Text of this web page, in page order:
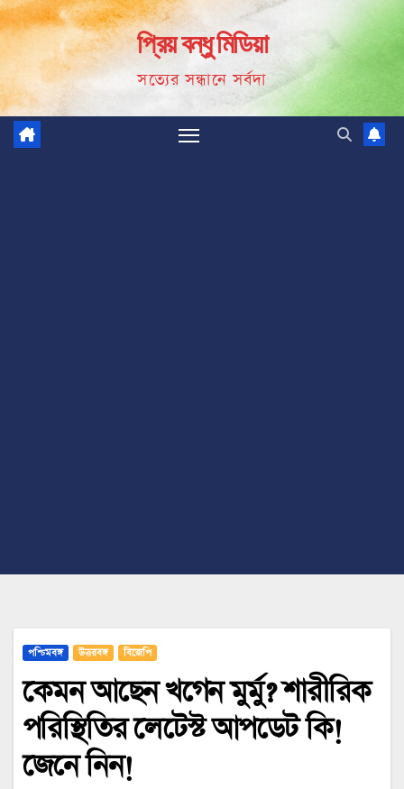
Skip
to
content
প্রিয় বন্ধু মিডিয়া
সত্যের সন্ধানে সর্বদা
পশ্চিমবঙ্গ উত্তরবঙ্গ বিজেপি
কেমন আছেন খগেন মুর্মু? শারীরিক
পরিস্থিতির লেটেস্ট আপডেট কি!
জেনে নিন!